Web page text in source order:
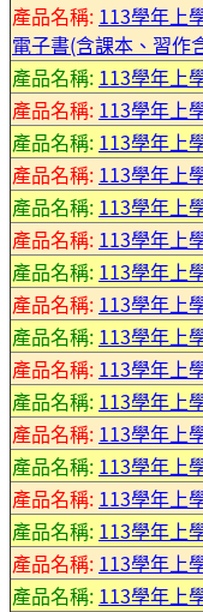
產品名稱: 113學年上
電子書(含課本、習作
產品名稱: 113學年上
產品名稱: 113學年上
產品名稱: 113學年上
產品名稱: 113學年上
產品名稱: 113學年上
產品名稱: 113學年上
產品名稱: 113學年上
產品名稱: 113學年上
產品名稱: 113學年上
產品名稱: 113學年上
產品名稱: 113學年上
產品名稱: 113學年上
產品名稱: 113學年上
產品名稱: 113學年上
產品名稱: 113學年上
產品名稱: 113學年上
產品名稱: 113學年上